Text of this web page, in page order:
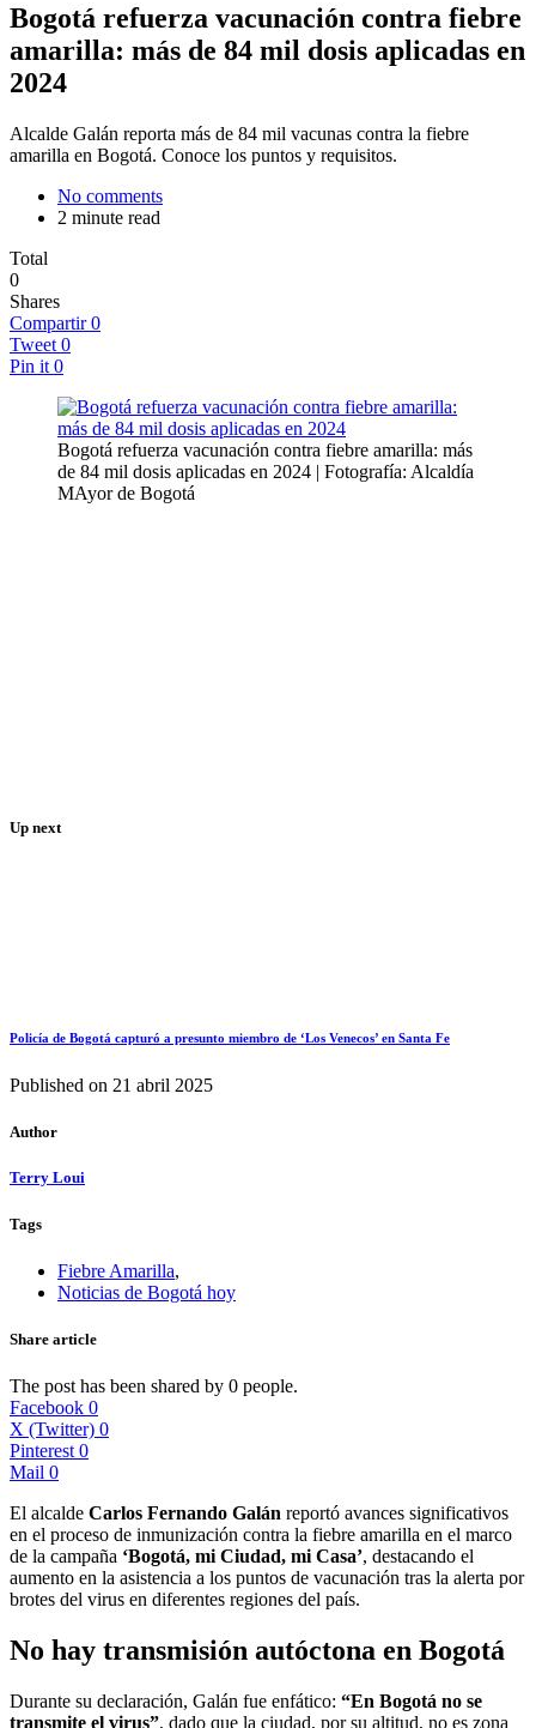
Bogotá refuerza vacunación contra fiebre
amarilla: más de 84 mil dosis aplicadas en
2024
Alcalde Galán reporta más de 84 mil vacunas contra la fiebre
amarilla en Bogotá. Conoce los puntos y requisitos.
No comments
2 minute read
Total
0
Shares
Compartir 0
Tweet 0
Pin it 0
Bogotá refuerza vacunación contra fiebre amarilla: más
de 84 mil dosis aplicadas en 2024 | Fotografía: Alcaldía
MAyor de Bogotá
Up next
Policía de Bogotá capturó a presunto miembro de ‘Los Venecos’ en Santa Fe
Published on 21 abril 2025
Author
Terry Loui
Tags
Fiebre Amarilla,
Noticias de Bogotá hoy
Share article
The post has been shared by 0 people.
Facebook 0
X (Twitter) 0
Pinterest 0
Mail 0
El alcalde Carlos Fernando Galán reportó avances significativos
en el proceso de inmunización contra la fiebre amarilla en el marco
de la campaña ‘Bogotá, mi Ciudad, mi Casa’, destacando el
aumento en la asistencia a los puntos de vacunación tras la alerta por
brotes del virus en diferentes regiones del país.
No hay transmisión autóctona en Bogotá
Durante su declaración, Galán fue enfático: “En Bogotá no se
transmite el virus”, dado que la ciudad, por su altitud, no es zona